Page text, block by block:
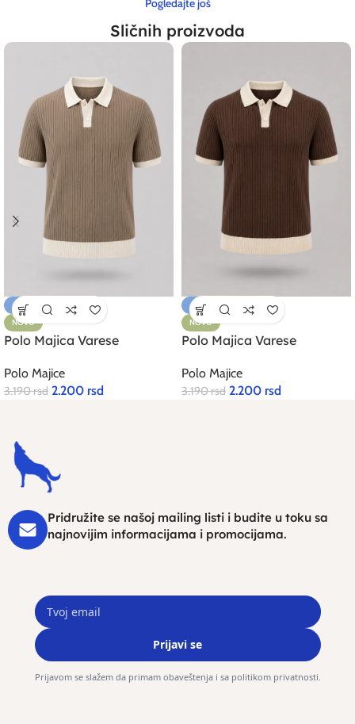
Pogledajte još
Sličnih proizvoda
-31%
NOVO
Polo Majica Varese
Polo Majice
3.190rsd 2.200 rsd
-31%
NOVO
Polo Majica Varese
Polo Majice
3.190rsd 2.200 rsd
Pridružite se našoj mailing listi i budite u toku sa
najnovijim informacijama i promocijama.
Prijavi se
Prijavom se slažem da primam obaveštenja i sa politikom privatnosti.